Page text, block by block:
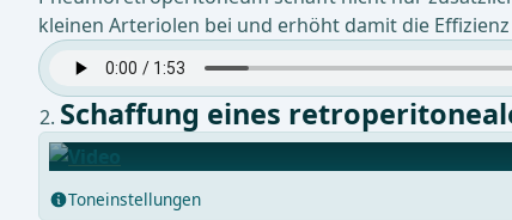
kleinen Arteriolen bei und erhöht damit die
Schaffung eines
Toneinstellungen